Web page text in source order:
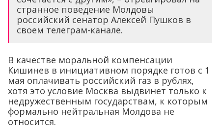
странное поведение Молдовы
российский сенатор Алексей Пушков в
своем телеграм-канале.
В качестве моральной компенсации
Кишинев в инициативном порядке готов с 1
мая оплачивать российский газ в рублях,
хотя это условие Москва выдвинет только к
недружественным государствам, к которым
формально нейтральная Молдова не
относится.